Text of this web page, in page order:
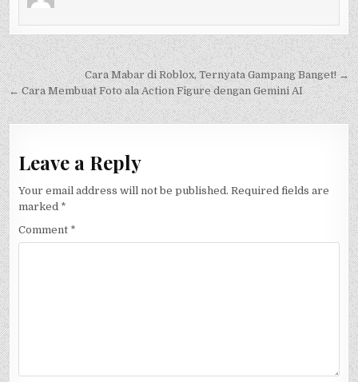
Post
navigation
Cara Mabar di Roblox, Ternyata Gampang Banget! →
← Cara Membuat Foto ala Action Figure dengan Gemini AI
Leave a Reply
Your email address will not be published. Required fields are
marked *
Comment *